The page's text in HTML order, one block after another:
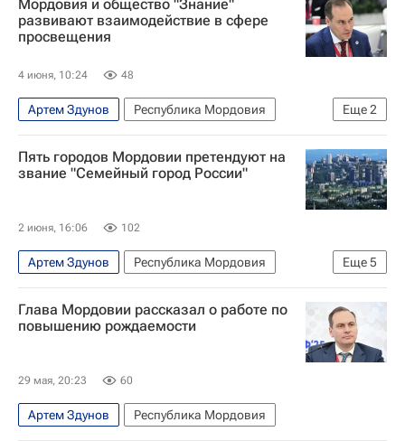
Агентство стратегических инициатив (АСИ)
Республика Мордовия
Мордовия и общество "Знание"
развивают взаимодействие в сфере
просвещения
4 июня, 10:24 48
Еще2
Артем Здунов
Республика Мордовия
ПМЭФ
Максим Древаль
Пять городов Мордовии претендуют на
звание "Семейный город России"
2 июня, 16:06 102
Еще5
Артем Здунов
Республика Мордовия
Южно-Сахалинск
Владивосток
Омск
Нижний Новгород
Набережные Челны
Глава Мордовии рассказал о работе по
повышению рождаемости
29 мая, 20:23 60
Артем Здунов Республика Мордовия